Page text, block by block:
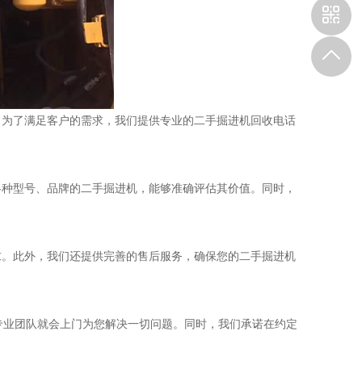
了满足客户的需求，我们提供专业的二手掘进机回收电话
型号、品牌的二手掘进机，能够准确评估其价值。同时，
此外，我们还提供完善的售后服务，确保您的二手掘进机
团队就会上门为您解决一切问题。同时，我们承诺在约定